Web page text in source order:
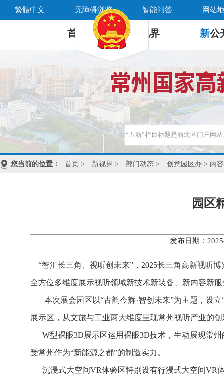
繁體中文 无障碍浏览 智能问答 网站
首 页 新 视界 新公
您当前的位置： 首页 > 新视界 > 部门动态 > 创意园区办 > 内容
园区
发布日期：
“智汇长三角、视听创未来”，2025长三角高新视听
全方位多维度展示视听领域新技术新装备、新内容新
本次展会园区以“古韵今辉·智创未来”为主题，设立
展示区，从文旅与工业两大维度呈现常州视听产业的
W型裸眼3D展示区运用裸眼3D技术，生动展现常州
受常州作为“新能源之都”的制造实力。
沉浸式大空间VR体验区特别设有行浸式大空间VR